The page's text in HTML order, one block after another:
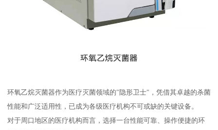
环氧乙烷灭菌器作为医疗灭菌领域的"隐形卫士"，凭借其卓越的杀菌
性能和广泛适用性，已成为各级医疗机构不可或缺的关键设备。
对于周口地区的医疗机构而言，选择一台性能可靠、操作便捷的环